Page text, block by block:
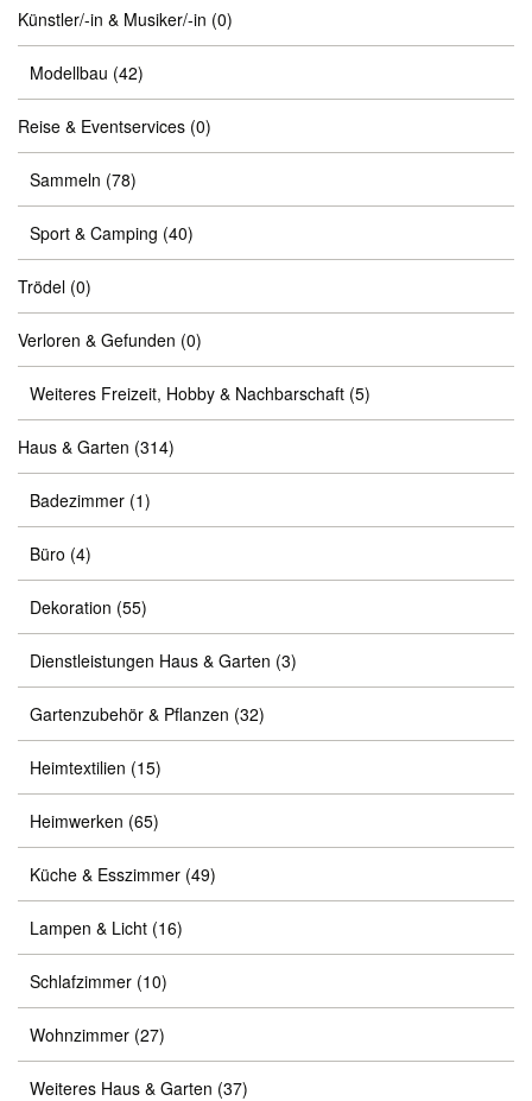
Künstler/-in & Musiker/-in (0)
Modellbau (42)
Reise & Eventservices (0)
Sammeln (78)
Sport & Camping (40)
Trödel (0)
Verloren & Gefunden (0)
Weiteres Freizeit, Hobby & Nachbarschaft (5)
Haus & Garten (314)
Badezimmer (1)
Büro (4)
Dekoration (55)
Dienstleistungen Haus & Garten (3)
Gartenzubehör & Pflanzen (32)
Heimtextilien (15)
Heimwerken (65)
Küche & Esszimmer (49)
Lampen & Licht (16)
Schlafzimmer (10)
Wohnzimmer (27)
Weiteres Haus & Garten (37)